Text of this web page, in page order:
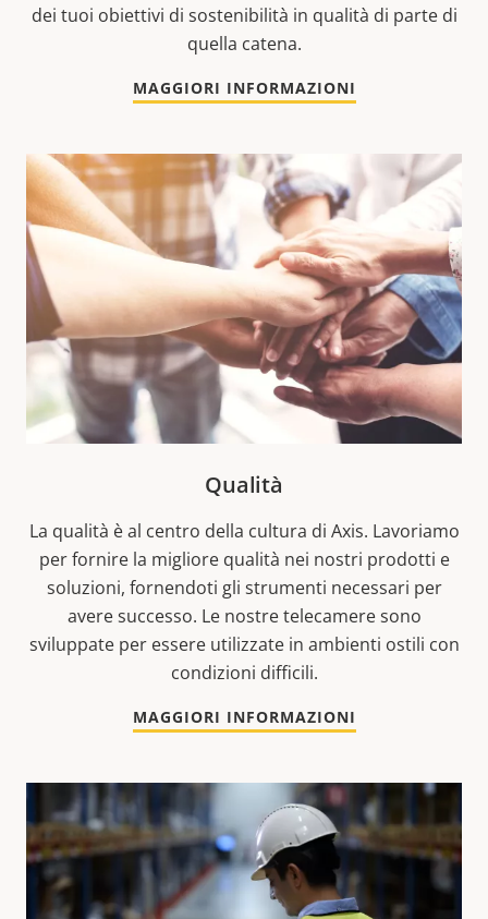
dei tuoi obiettivi di sostenibilità in qualità di parte di
quella catena.
MAGGIORI INFORMAZIONI
Qualità
La qualità è al centro della cultura di Axis. Lavoriamo
per fornire la migliore qualità nei nostri prodotti e
soluzioni, fornendoti gli strumenti necessari per
avere successo. Le nostre telecamere sono
sviluppate per essere utilizzate in ambienti ostili con
condizioni difficili.
MAGGIORI INFORMAZIONI